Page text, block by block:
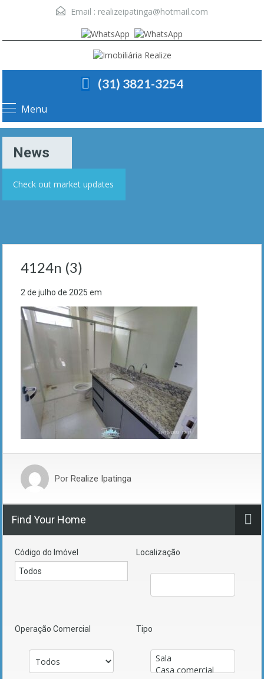
Email : realizeipatinga@hotmail.com
(31) 3821-3254
Menu
News
Check out market updates
4124n (3)
2 de julho de 2025 em
Por Realize Ipatinga
Find Your Home
Código do Imóvel Localização
Operação Comercial Tipo